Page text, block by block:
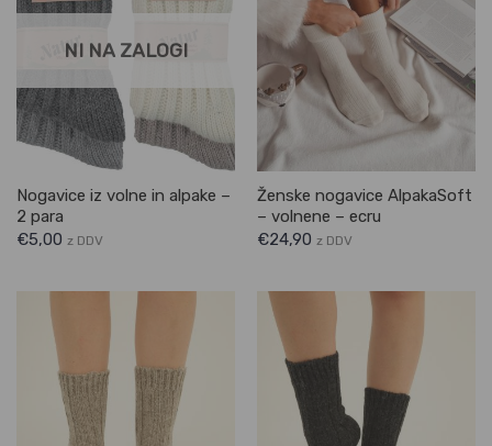
NI NA ZALOGI
Nogavice iz volne in alpake –
2 para
€5,00 z DDV
Ženske nogavice AlpakaSoft
– volnene – ecru
€24,90 z DDV